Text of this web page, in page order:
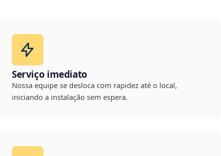
Serviço imediato
Nossa equipe se desloca com rapidez até o local,
iniciando a instalação sem espera.